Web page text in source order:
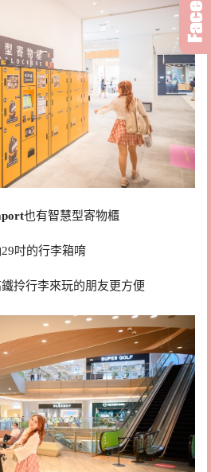
也有智慧型寄物櫃
吋的行李箱唷
拎行李來玩的朋友更方便